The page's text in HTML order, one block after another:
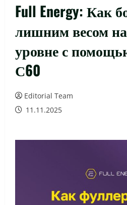
Full Energy: Как
лишним весом
уровне с
С60
Editorial Team
11.11.2025